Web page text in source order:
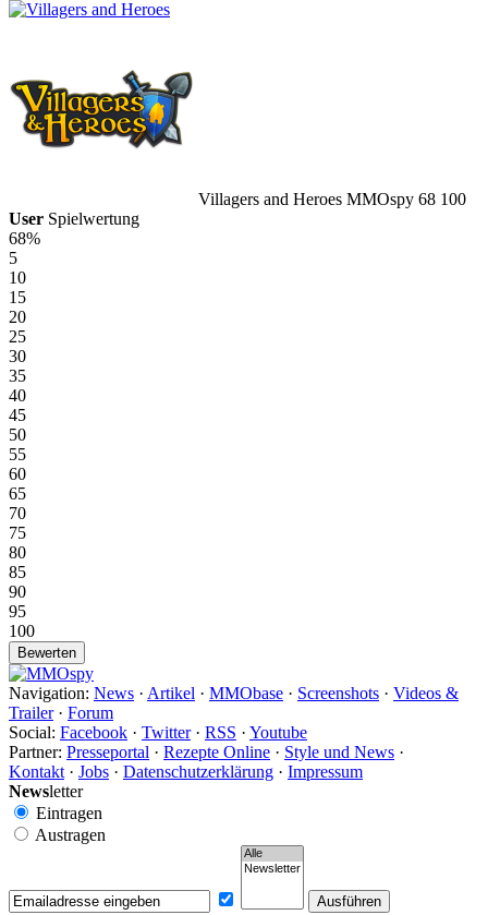
Villagers and Heroes MMOspy 68 100
User Spielwertung
68%
5
10
15
20
25
30
35
40
45
50
55
60
65
70
75
80
85
90
95
100
Navigation: News · Artikel · MMObase · Screenshots · Videos &
Trailer· Forum
Social: Facebook · Twitter· RSS · Youtube
Partner: Presseportal · Rezepte Online · Style und News ·
Kontakt · Jobs · Datenschutzerklärung · Impressum
Newsletter
Eintragen
Austragen